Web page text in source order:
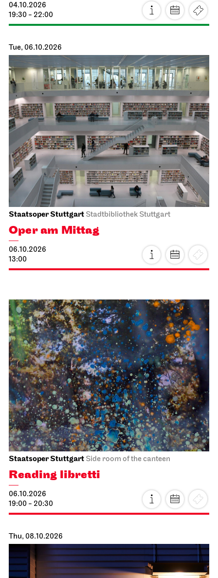
04.10.2026
19:30 - 22:00
Tue, 06.10.2026
Staatsoper Stuttgart Stadtbibliothek Stuttgart
Oper am Mittag
06.10.2026
13:00
Staatsoper Stuttgart Side room of the canteen
Reading libretti
06.10.2026
19:00 - 20:30
Thu, 08.10.2026